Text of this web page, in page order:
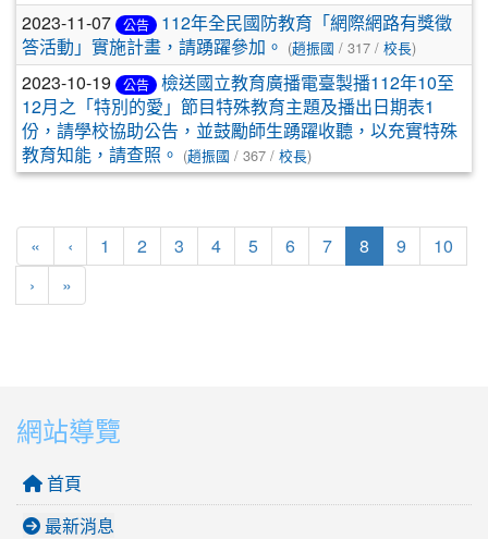
2023-11-07 公告
112年全民國防教育「網際網路有獎徵
答活動」實施計畫，請踴躍參加。 (趙振國 / 317 / 校長)
2023-10-19 公告
檢送國立教育廣播電臺製播112年10至
12月之「特別的愛」節目特殊教育主題及播出日期表1
份，請學校協助公告，並鼓勵師生踴躍收聽，以充實特殊
教育知能，請查照。 (趙振國 / 367 / 校長)
« 第一頁
‹ 上一頁
1 2 3 4 5 6 7 8 (目前頁次)
9
10
› 下一頁
»
網站導覽
首頁
最新消息